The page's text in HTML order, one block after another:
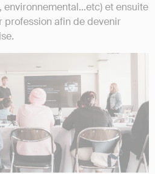
et ensuite
afin de devenir